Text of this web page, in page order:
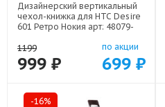
Дизайнерский вертикальный
чехол-книжка для HTC Desire
601 Ретро Нокия арт: 48079-
1199
999 ₽
по акции
699 ₽
-16%